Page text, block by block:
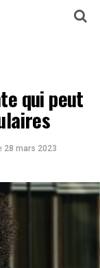
qui peut
28 mars 2023